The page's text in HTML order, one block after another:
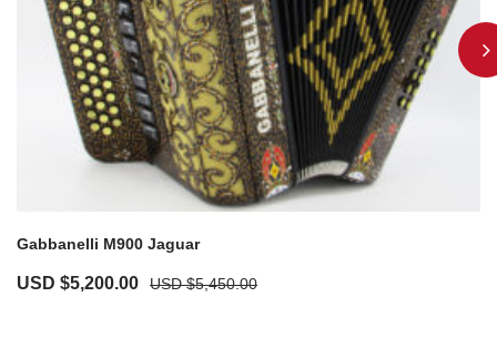
Gabbanelli M900 Jaguar
USD $5,450.00
USD $5,200.00